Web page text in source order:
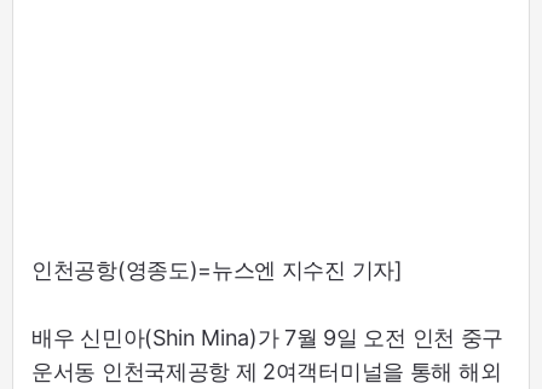
인천공항(영종도)=뉴스엔 지수진 기자]
배우 신민아(Shin Mina)가 7월 9일 오전 인천 중구
운서동 인천국제공항 제 2여객터미널을 통해 해외